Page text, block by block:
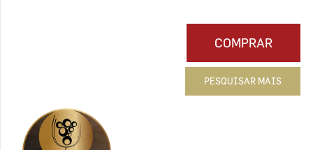
COMPRAR
PESQUISAR MAIS